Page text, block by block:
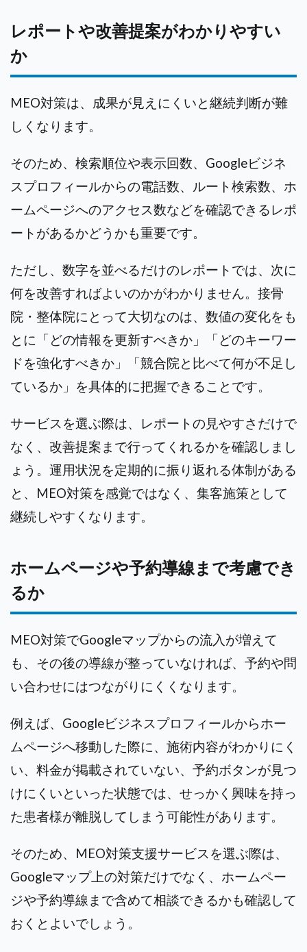
レポートや改善提案がわかりやすい
か
MEO対策は、成果が見えにくいと継続判断が難
しくなります。
そのため、検索順位や表示回数、Googleビジネ
スプロフィールからの電話数、ルート検索数、ホ
ームページへのアクセス数などを確認できるレポ
ートがあるかどうかも重要です。
ただし、数字を並べるだけのレポートでは、次に
何を改善すればよいのかがわかりません。接骨
院・整体院にとって大切なのは、数値の変化をも
とに「どの情報を更新すべきか」「どのキーワー
ドを強化すべきか」「競合院と比べて何が不足し
ているか」を具体的に把握できることです。
サービスを選ぶ際は、レポートの見やすさだけで
なく、改善提案まで行ってくれるかを確認しまし
ょう。運用状況を定期的に振り返れる体制がある
と、MEO対策を感覚ではなく、集客施策として
継続しやすくなります。
ホームページや予約導線まで考慮でき
るか
MEO対策でGoogleマップからの流入が増えて
も、その後の導線が整っていなければ、予約や問
い合わせにはつながりにくくなります。
例えば、Googleビジネスプロフィールからホー
ムページへ移動した際に、施術内容がわかりにく
い、料金が掲載されていない、予約ボタンが見つ
けにくいといった状態では、せっかく興味を持っ
た患者様が離脱してしまう可能性があります。
そのため、MEO対策支援サービスを選ぶ際は、
Googleマップ上の対策だけでなく、ホームペー
ジや予約導線まで含めて相談できるかも確認して
おくとよいでしょう。